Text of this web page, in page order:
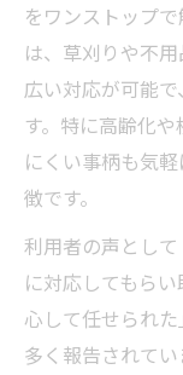
をワンストップ
は、草刈りや不
広い対応が可能
す。特に高齢化
にくい事柄も気
徴です。
利用者の声とし
に対応してもら
心して任せられ
多く報告されて